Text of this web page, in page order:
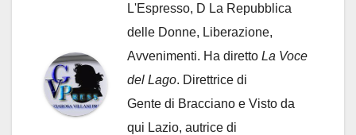
L'Espresso, D La Repubblica
delle Donne, Liberazione,
Avvenimenti. Ha diretto La Voce
del Lago. Direttrice di
Gente di Bracciano e Visto da
qui Lazio, autrice di